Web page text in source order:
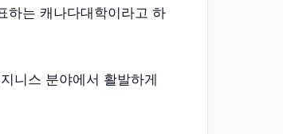
하는 캐나다대학이라고 하
니스 분야에서 활발하게